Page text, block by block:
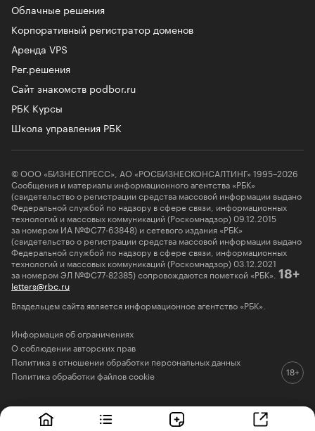
Облачные решения
Корпоративный регистратор доменов
Аренда VPS
Рег.решения
Сайт знакомств podbor.ru
РБК Курсы
Школа управления РБК
© ООО «БИЗНЕСПРЕСС», АО «РОСБИЗНЕСКОНСАЛТИНГ» 1995–2026
Сообщения и материалы информационного агентства «РБК»
(свидетельство о регистрации средства массовой информации выдано
Федеральной службой по надзору в сфере связи, информационных
технологий и массовых коммуникаций (Роскомнадзор) 09.12.2015
за номером ИА №ФС77-63848) и сетевого издания «РБК»
(свидетельство о регистрации средства массовой информации выдано
Федеральной службой по надзору в сфере связи, информационных
технологий и массовых коммуникаций (Роскомнадзор) 03.12.2021
за номером ЭЛ №ФС77-82385) сопровождаются пометкой «РБК». 18+
letters@rbc.ru
Владельцем сайта является информационное агентство «РБК».
Информация об ограничениях
О соблюдении авторских прав
Политика в отношении обработки персональных данных
Политика обработки файлов cookie